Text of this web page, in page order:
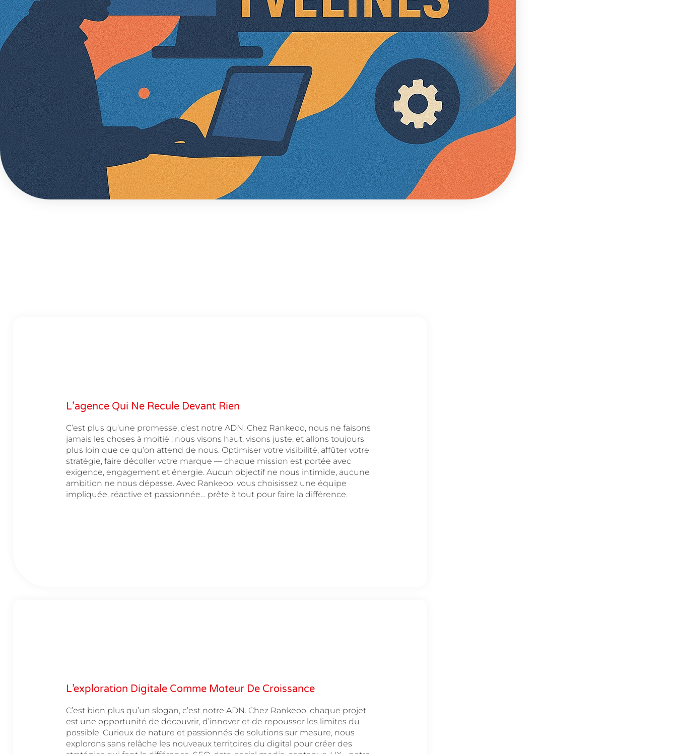
L’agence Qui Ne Recule Devant Rien
C’est plus qu’une promesse, c’est notre ADN. Chez Rankeoo, nous ne faisons
jamais les choses à moitié : nous visons haut, visons juste, et allons toujours
plus loin que ce qu’on attend de nous. Optimiser votre visibilité, affûter votre
stratégie, faire décoller votre marque — chaque mission est portée avec
exigence, engagement et énergie. Aucun objectif ne nous intimide, aucune
ambition ne nous dépasse. Avec Rankeoo, vous choisissez une équipe
impliquée, réactive et passionnée… prête à tout pour faire la différence.
L’exploration Digitale Comme Moteur De Croissance
C’est bien plus qu’un slogan, c’est notre ADN. Chez Rankeoo, chaque projet
est une opportunité de découvrir, d’innover et de repousser les limites du
possible. Curieux de nature et passionnés de solutions sur mesure, nous
explorons sans relâche les nouveaux territoires du digital pour créer des